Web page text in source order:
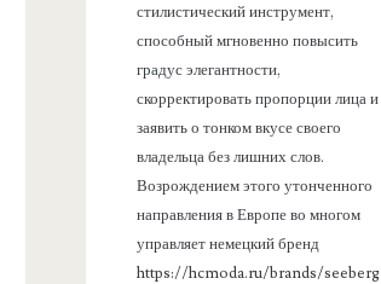
стилистический инструмент,
способный мгновенно повысить
градус элегантности,
скорректировать пропорции лица и
заявить о тонком вкусе своего
владельца без лишних слов.
Возрождением этого утонченного
направления в Европе во многом
управляет немецкий бренд
https://hcmoda.ru/brands/seeberg